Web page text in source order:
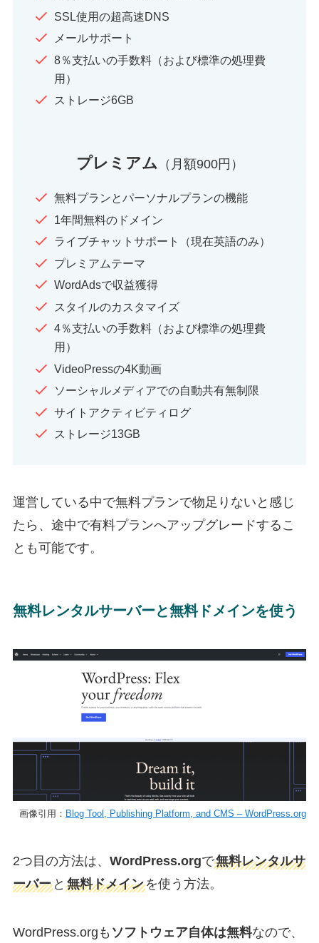
SSL使用の超高速DNS
メールサポート
8％支払いの手数料（および標準の処理費
用）
ストレージ6GB
プレミアム （月額900円）
無料プランとパーソナルプランの機能
1年間無料のドメイン
ライブチャットサポート（現在英語のみ）
プレミアムテーマ
WordAdsで収益獲得
スタイルのカスタマイズ
4％支払いの手数料（および標準の処理費
用）
VideoPressの4K動画
ソーシャルメディアでの自動共有無制限
サイトアクティビティログ
ストレージ13GB
運営している中で無料プランで物足りないと感じ
たら、途中で有料プランへアップグレードするこ
とも可能です。
無料レンタルサーバーと無料ドメインを使う
画像引用： Blog Tool, Publishing Platform, and CMS – WordPress.org
2つ目の方法は、 WordPress.orgで無料レンタルサ
ーバーと 無料ドメインを使う方法。
WordPress.orgも ソフトウェア自体は無料なので、